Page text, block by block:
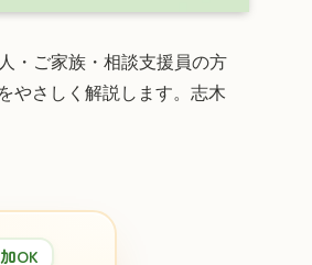
・ご家族・相談支援員の方
やさしく解説します。志木
OK